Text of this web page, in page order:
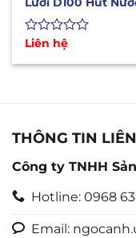
Thải, Bể Phốt Siêu
Bền
Được
hạng
Liên hệ
THÔNG TIN
Công ty TNHH
Hotline: 0968
Email: